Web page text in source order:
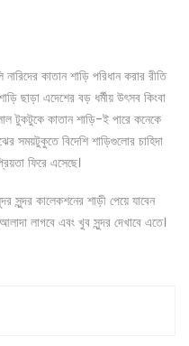
কাতান শাড়ি পরিধান করার রীতি
ছাড়া এদেশের বড় ধর্মীয় উৎসব কিংবা
টুকটুকে কাতান শাড়ি-ই পারে কনেকে
সময়টুকুতে বিদেশি শাড়িগুলোর চাহিদা
ফিরে এসেছে।
সুন্দর কালেকশনের শাড়ী পেয়ে যাবেন
লাগবে এবং খুব সুন্দর দেখাবে এতে।